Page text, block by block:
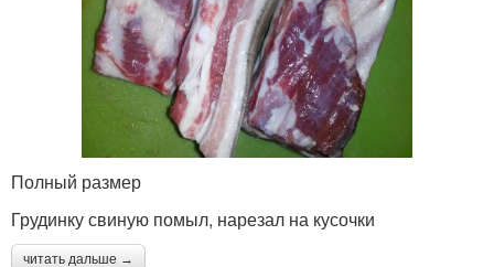
Полный размер
Грудинку свиную помыл, нарезал на кусочки
читать дальше →